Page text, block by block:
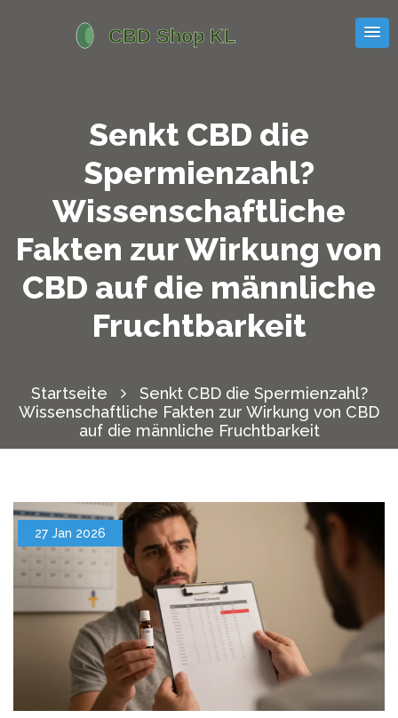
Senkt CBD die
Spermienzahl?
Wissenschaftliche
Fakten zur Wirkung von
CBD auf die männliche
Fruchtbarkeit
Startseite
Senkt CBD die Spermienzahl?
Wissenschaftliche Fakten zur Wirkung von CBD
auf die männliche Fruchtbarkeit
27 Jan 2026